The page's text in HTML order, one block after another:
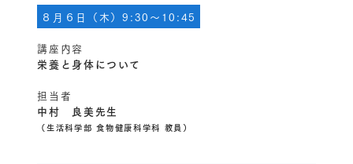
８月６日（木）9:30～10:45
講座内容
栄養と身体について
担当者
中村 良美先生
（生活科学部 食物健康科学科 教員）